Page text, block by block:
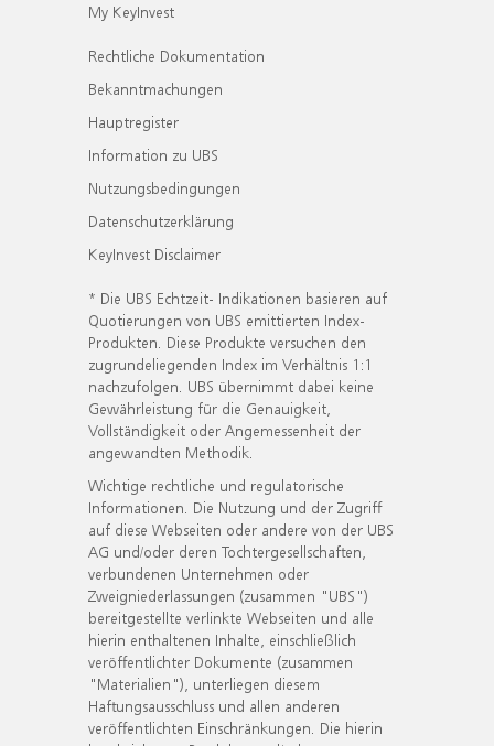
My KeyInvest
Rechtliche Dokumentation
Bekanntmachungen
Hauptregister
Information zu UBS
Nutzungsbedingungen
Datenschutzerklärung
KeyInvest Disclaimer
* Die UBS Echtzeit- Indikationen basieren auf
Quotierungen von UBS emittierten Index-
Produkten. Diese Produkte versuchen den
zugrundeliegenden Index im Verhältnis 1:1
nachzufolgen. UBS übernimmt dabei keine
Gewährleistung für die Genauigkeit,
Vollständigkeit oder Angemessenheit der
angewandten Methodik.
Wichtige rechtliche und regulatorische
Informationen. Die Nutzung und der Zugriff
auf diese Webseiten oder andere von der UBS
AG und/oder deren Tochtergesellschaften,
verbundenen Unternehmen oder
Zweigniederlassungen (zusammen "UBS")
bereitgestellte verlinkte Webseiten und alle
hierin enthaltenen Inhalte, einschließlich
veröffentlichter Dokumente (zusammen
"Materialien"), unterliegen diesem
Haftungsausschluss und allen anderen
veröffentlichten Einschränkungen. Die hierin